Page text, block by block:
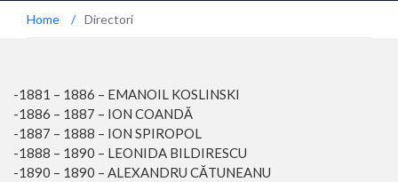
Home / Directori
-1881 – 1886 – EMANOIL KOSLINSKI
-1886 – 1887 – ION COANDĂ
-1887 – 1888 – ION SPIROPOL
-1888 – 1890 – LEONIDA BILDIRESCU
-1890 – 1890 – ALEXANDRU CĂTUNEANU